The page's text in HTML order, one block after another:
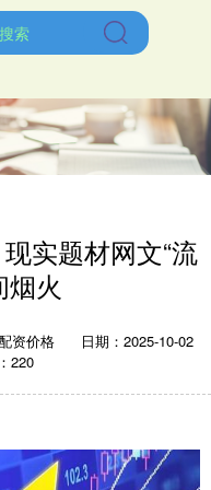
实题材网文“流
烟火
资价格
日期：2025-10-02
220